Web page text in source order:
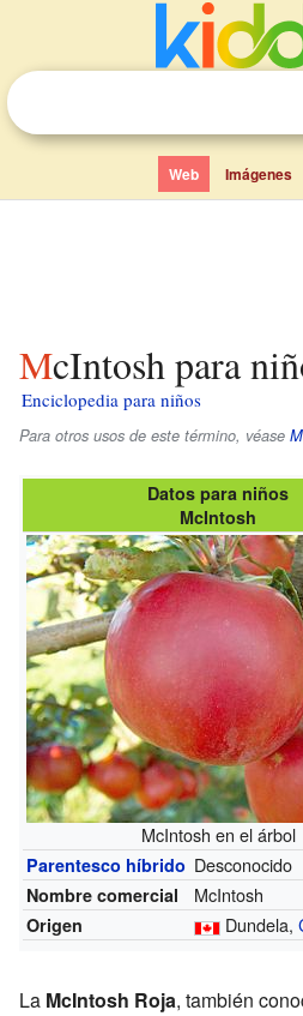
Web Imágenes
McIntosh para
Enciclopedia para niños
Para otros usos de este término, véase
Datos para niños
McIntosh
McIntosh en el árbol
Parentesco híbrido Desconocido
Nombre comercial McIntosh
Origen Dundela,
La McIntosh Roja, también